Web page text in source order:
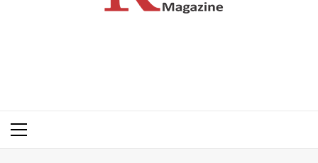
Primary